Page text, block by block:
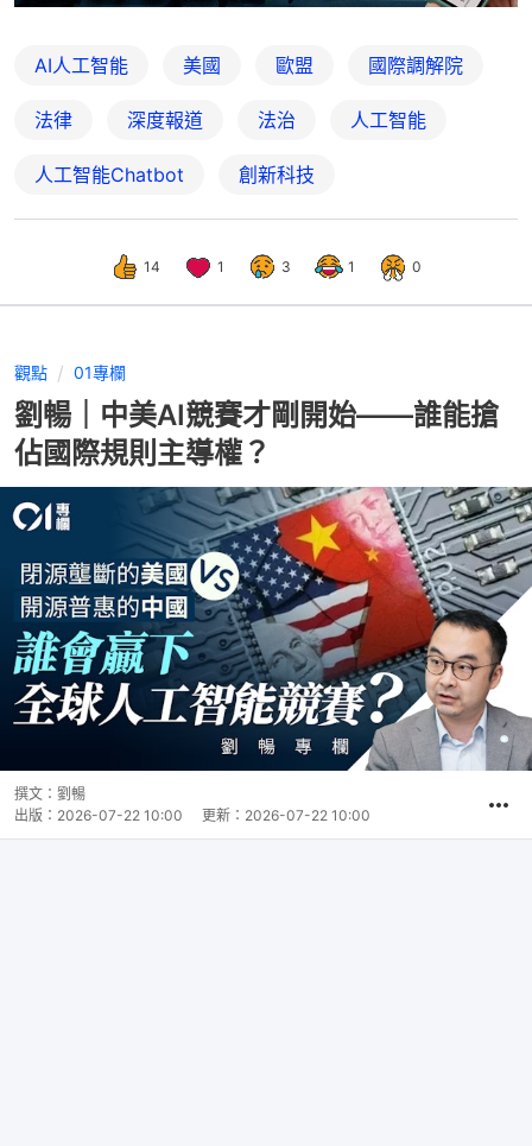
AI人工智能 美國 歐盟 國際調解院
法律 深度報道 法治 人工智能
人工智能Chatbot 創新科技
14 1 3 1 0
觀點 01專欄
劉暢｜中美AI競賽才剛開始——誰能搶
佔國際規則主導權？
撰文： 劉暢
出版： 2026-07-22 10:00 更新： 2026-07-22 10:00